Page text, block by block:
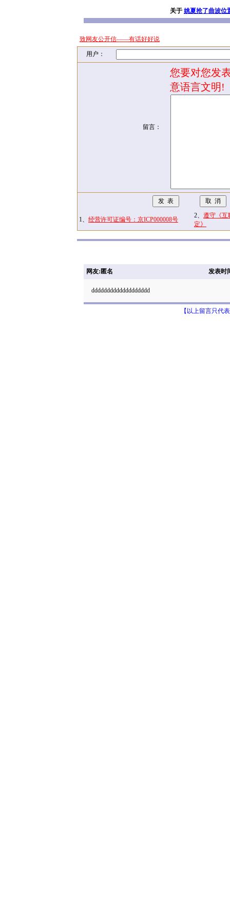
关于 姚夏抢了曲波位
致网友公开信——有话好好说
用户：
留言：
您要对您发
意语言文明!
1、 经营许可证编号：京ICP000008号
2、 遵守《互
定》
网友:匿名 发表时
ddddddddddddddddddd
【以上留言只代